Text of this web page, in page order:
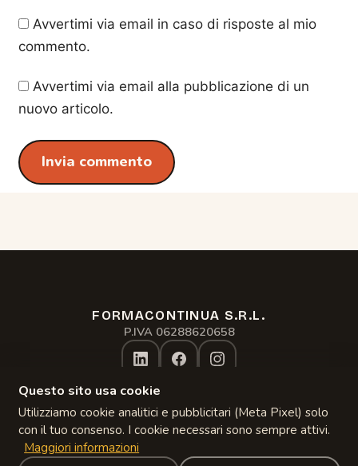
Questo sito usa cookie
Utilizziamo cookie analitici e pubblicitari (Meta Pixel) solo
con il tuo consenso. I cookie necessari sono sempre attivi.
Maggiori informazioni
Avvertimi via email in caso di risposte al mio
commento.
Avvertimi via email alla pubblicazione di un
nuovo articolo.
Assistente formacontinua.it
Online · risponde subito
FORMACONTINUA S.R.L.
P.IVA 06288620658
Privacy Policy
Copyright 2024– 2026